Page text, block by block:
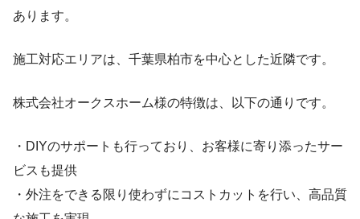
あります。
施工対応エリアは、千葉県柏市を中心とした近隣です。
株式会社オークスホーム様の特徴は、以下の通りです。
・DIYのサポートも行っており、お客様に寄り添ったサー
ビスも提供
・外注をできる限り使わずにコストカットを行い、高品質